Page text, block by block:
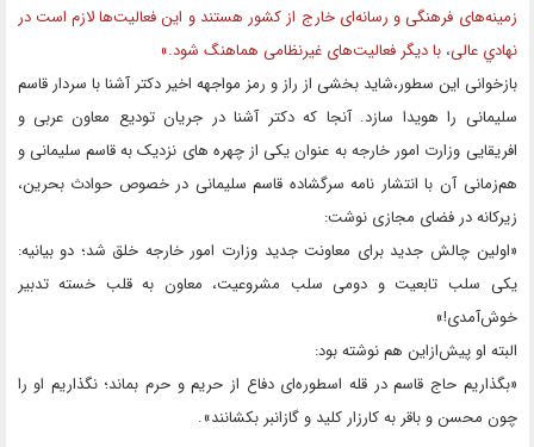
زمینه‌های فرهنگی و رسانه‌ای خارج از کشور هستند و این فعالیت‌ها لازم است در
نهادي عالی، با دیگر فعالیت‌های غیرنظامی هماهنگ شود.»
بازخوانی این سطور،شاید بخشی از راز و رمز مواجهه اخیر دکتر آشنا با سردار قاسم
سلیمانی را هویدا ‌سازد. آنجا که دکتر آشنا در جریان تودیع معاون عربی و
افریقایی وزارت امور خارجه به عنوان یکی از چهره های نزدیک به قاسم سلیمانی و
هم‌زمانی آن با انتشار نامه سرگشاده قاسم سلیمانی در خصوص حوادث بحرین،
زیرکانه در فضای مجازی نوشت:
«اولین چالش جدید برای معاونت جدید وزارت امور خارجه خلق شد؛ دو بیانیه:
یکی سلب تابعیت و دومی سلب مشروعیت، معاون به قلب خسته تدبیر
خوش‌آمدی!»
البته او پیش‌ازاین هم نوشته بود:
«بگذاریم حاج قاسم در قله اسطوره‌ای دفاع از حریم و حرم بماند؛ نگذاریم او را
چون محسن و باقر به کارزار کلید و گازانبر بکشانند».